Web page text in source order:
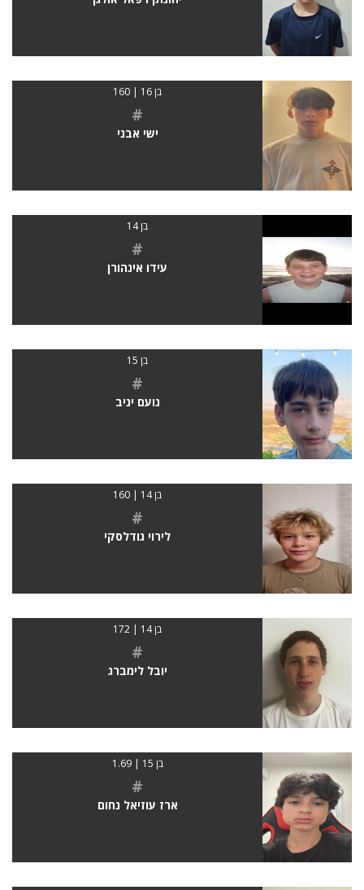
בן 16 | 160
#
ישי אבני
בן 14
#
עידו אינהורן
בן 15
#
נועם יניב
בן 14 | 160
#
לירוי גודלסקי
בן 14 | 172
#
יובל לימברג
בן 15 | 1.69
#
ארז עוזיאל נחום